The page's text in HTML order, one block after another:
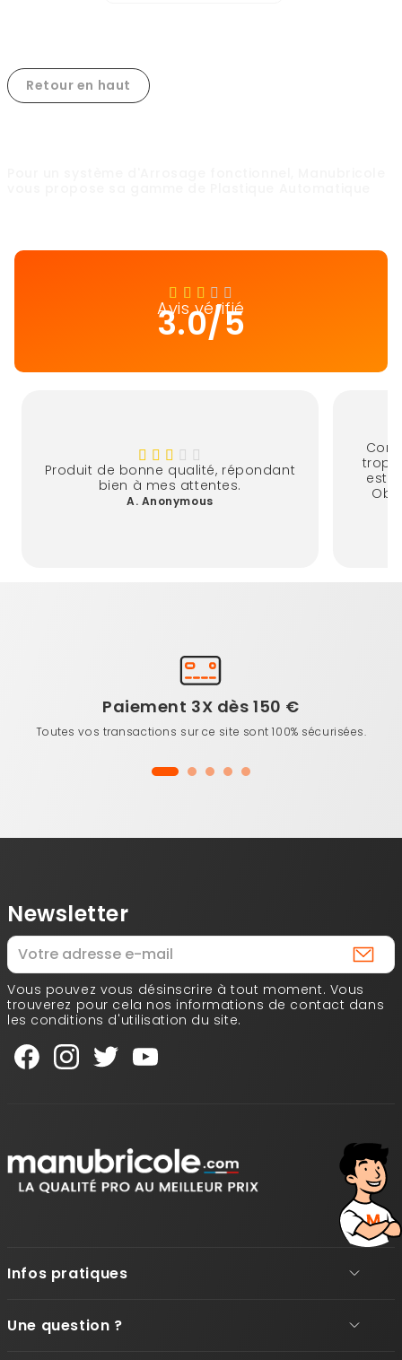
Retour en haut
Avis vérifié
3.0/5
Produit de bonne qualité, répondant
bien à mes attentes.
A. Anonymous
trop
est
Paiement 3X dès 150 €
Toutes vos transactions sur ce site sont 100% sécurisées.
Newsletter
Vous pouvez vous désinscrire à tout moment. Vous
trouverez pour cela nos informations de contact dans
les conditions d'utilisation du site.
Infos pratiques
Une question ?